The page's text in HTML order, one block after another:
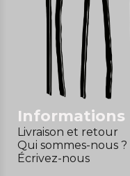
Informations
Livraison et retour
Qui sommes-nous ?
Écrivez-nous